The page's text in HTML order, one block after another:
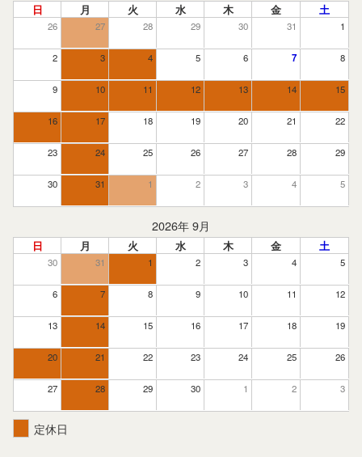
日 月 火 水 木 金 土
26 27 28 29 30 31 1
2 3 4 5 6 7 8
9 10 11 12 13 14 15
16 17 18 19 20 21 22
23 24 25 26 27 28 29
30 31 1 2 3 4 5
2026年 9月
日 月 火 水 木 金 土
30 31 1 2 3 4 5
6 7 8 9 10 11 12
13 14 15 16 17 18 19
20 21 22 23 24 25 26
27 28 29 30 1 2 3
定休日